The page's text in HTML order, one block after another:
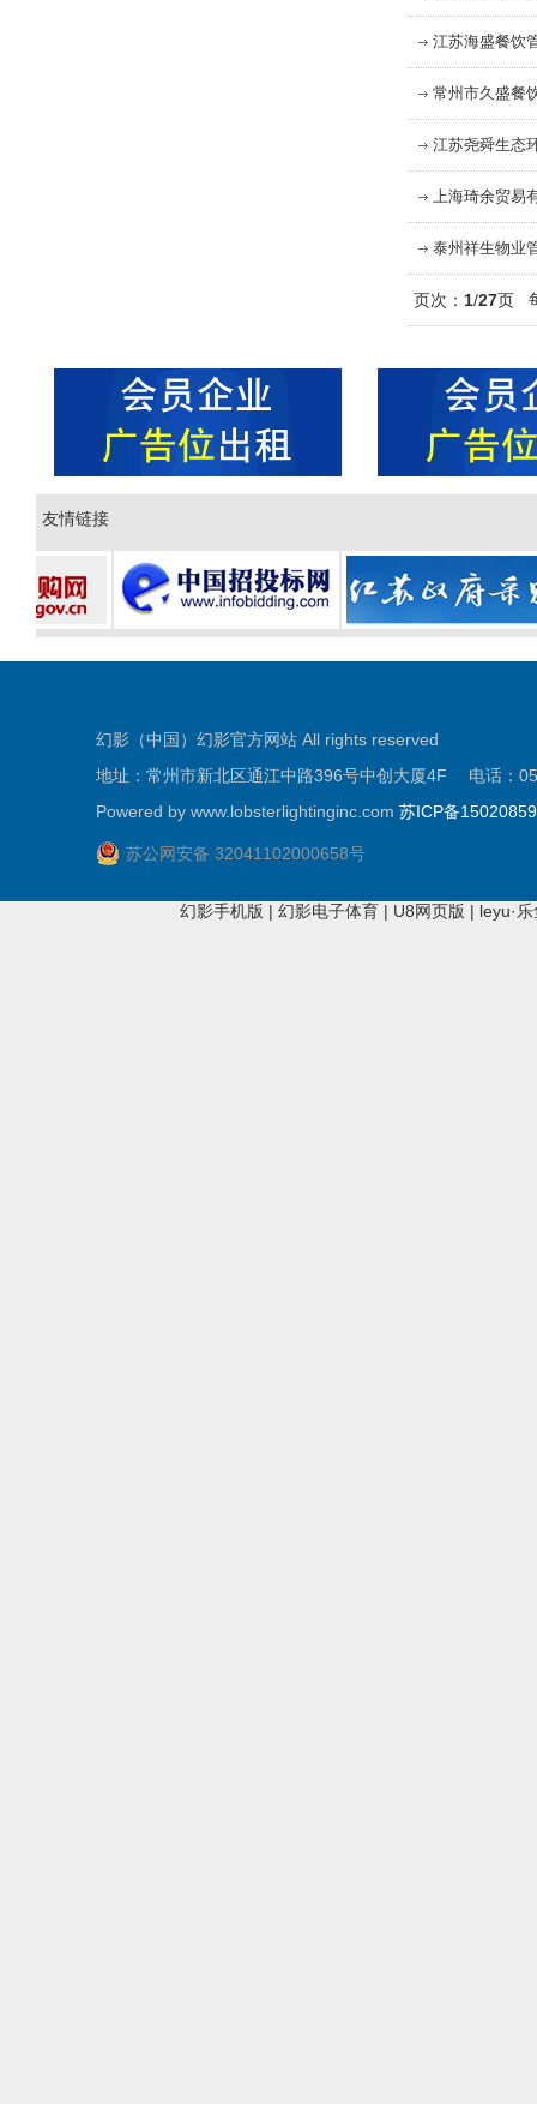
江苏海盛餐饮
常州市久盛餐
江苏尧舜生态
上海琦余贸易
泰州祥生物业
页次： 1/27页
友情链接
幻影（中国）幻影官方网站 All rights reserved
地址：常州市新北区通江中路396号中创大厦4F 电话：
Powered by www.lobsterlightinginc.com 苏ICP备
苏公网安备 32041102000658号
幻影手机版 | 幻影电子体育| U8网页版 | leyu·